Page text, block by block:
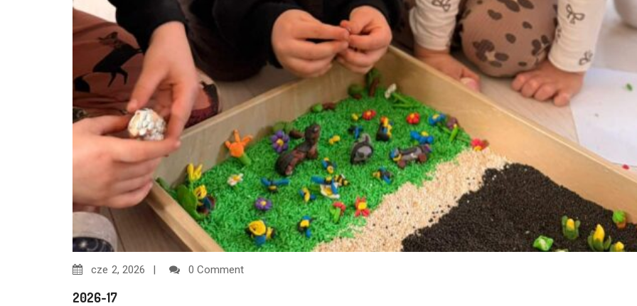
cze 2, 2026 0 Comment
2026-17